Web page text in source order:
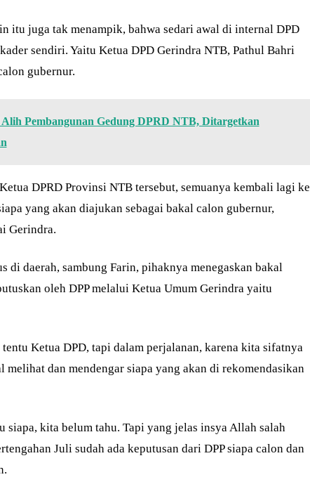
itu juga tak menampik, bahwa sedari awal di internal DPD
sendiri. Yaitu Ketua DPD Gerindra NTB, Pathul Bahri
gubernur.
Pembangunan Gedung DPRD NTB, Ditargetkan
DPRD Provinsi NTB tersebut, semuanya kembali lagi ke
yang akan diajukan sebagai bakal calon gubernur,
Gerindra.
di daerah, sambung Farin, pihaknya menegaskan bakal
oleh DPP melalui Ketua Umum Gerindra yaitu
Ketua DPD, tapi dalam perjalanan, karena kita sifatnya
dan mendengar siapa yang akan di rekomendasikan
siapa, kita belum tahu. Tapi yang jelas insya Allah salah
Juli sudah ada keputusan dari DPP siapa calon dan